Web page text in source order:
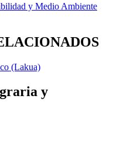
y Medio Ambiente
(Lakua)
y